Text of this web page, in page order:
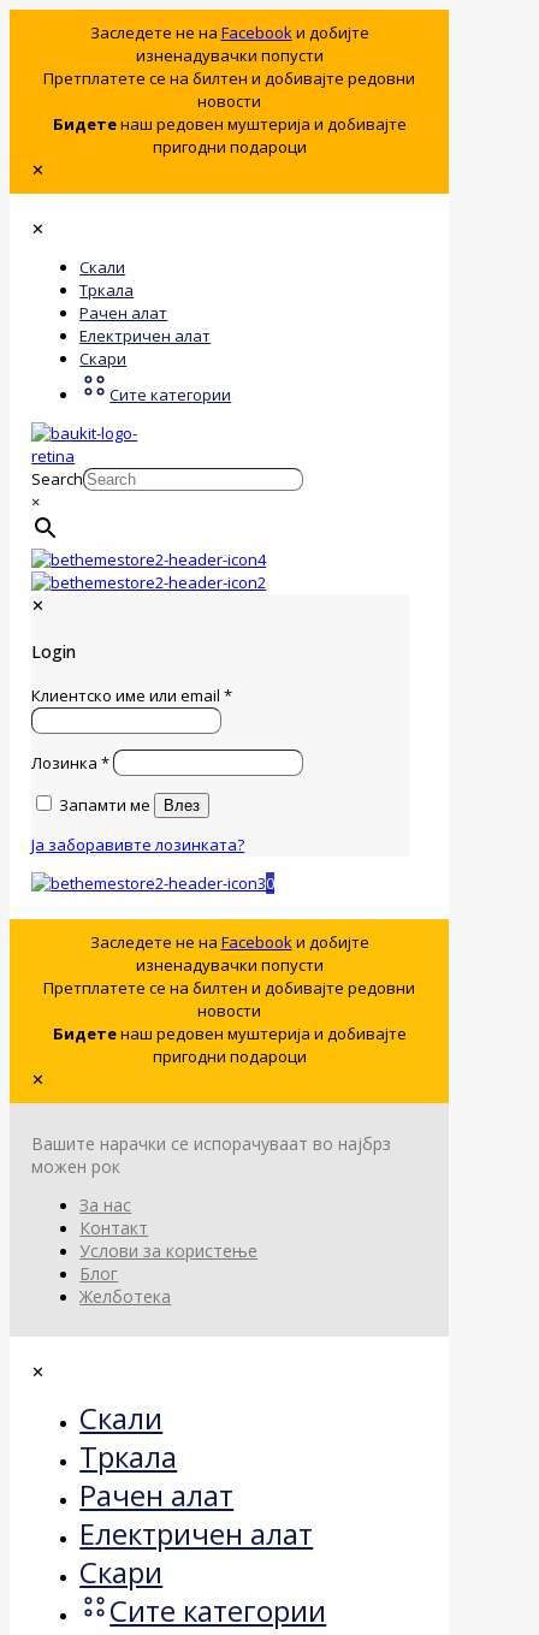
Заследете не на Facebookи добијте
изненадувачки попусти
Претплатете се на билтен и добивајте редовни
новости
Бидетенаш редовен муштерија и добивајте
пригодни подароци
✕
✕
Скали
Тркала
Рачен алат
Електричен алат
Скари
Сите категории
Search
×
✕
Login
Клиентско име или email*
Лозинка*
Запамти ме
Влез
Ја заборавивте лозинката?
0
Заследете не на Facebookи добијте
изненадувачки попусти
Претплатете се на билтен и добивајте редовни
новости
Бидетенаш редовен муштерија и добивајте
пригодни подароци
✕
Вашите нарачки се испорачуваат во најбрз
можен рок
За нас
Контакт
Услови за користење
Блог
Желботека
✕
Скали
Тркала
Рачен алат
Електричен алат
Скари
Сите категории